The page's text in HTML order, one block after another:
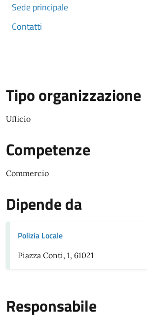
Sede principale
Contatti
Tipo organizzazione
Ufficio
Competenze
Commercio
Dipende da
Polizia Locale
Piazza Conti, 1, 61021
Responsabile